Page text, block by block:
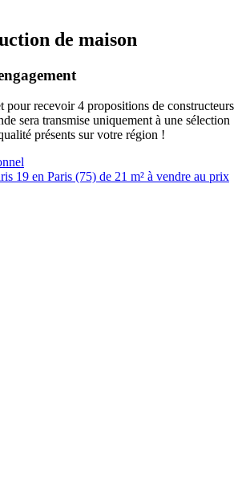
de maison
pour recevoir 4 propositions de constructeurs
sera transmise uniquement à une sélection
présents sur votre région !